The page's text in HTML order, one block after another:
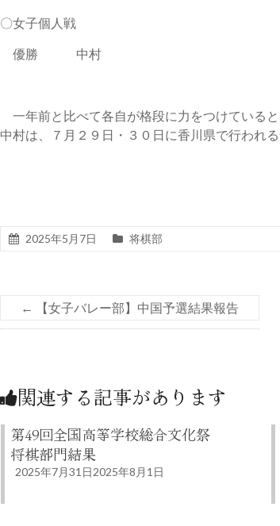
〇女子個人戦
優勝 中村
一年前と比べて各自が格段に力をつけている
中村は、７月２９日・３０日に香川県で行われ
2025年5月7日 将棋部
← 【女子バレー部】中国予選結果報告
関連する記事があります
第49回全国高等学校総合文化祭
将棋部門結果
2025年7月31日2025年8月1日